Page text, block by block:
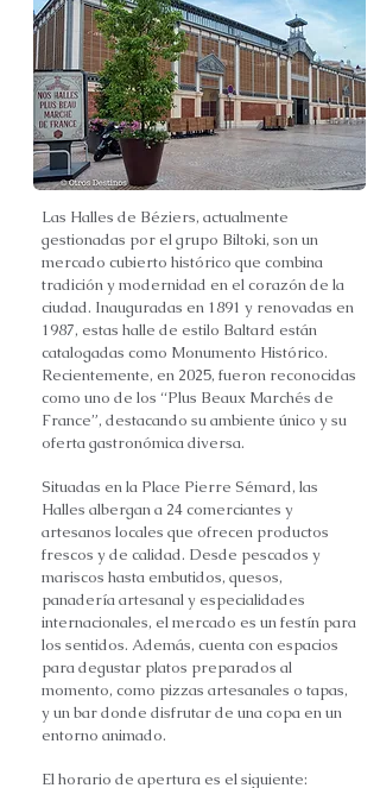
Las Halles de Béziers, actualmente
gestionadas por el grupo Biltoki, son un
mercado cubierto histórico que combina
tradición y modernidad en el corazón de la
ciudad. Inauguradas en 1891 y renovadas en
1987, estas halle de estilo Baltard están
catalogadas como Monumento Histórico.
Recientemente, en 2025, fueron reconocidas
como uno de los “Plus Beaux Marchés de
France”, destacando su ambiente único y su
oferta gastronómica diversa.
Situadas en la Place Pierre Sémard, las
Halles albergan a 24 comerciantes y
artesanos locales que ofrecen productos
frescos y de calidad. Desde pescados y
mariscos hasta embutidos, quesos,
panadería artesanal y especialidades
internacionales, el mercado es un festín para
los sentidos. Además, cuenta con espacios
para degustar platos preparados al
momento, como pizzas artesanales o tapas,
y un bar donde disfrutar de una copa en un
entorno animado.
El horario de apertura es el siguiente: